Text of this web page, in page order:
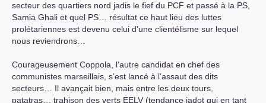
secteur des quartiers nord jadis le fief du PCF et passé à la PS
Samia Ghali et quel PS … résultat ce haut lieu des luttes
prolétariennes est devenu celui d’une clientélisme sur lequel
nous reviendrons…
Courageusement Coppola, l’autre candidat en chef des
communistes marseillais, s’est lancé à l’assaut des dits
secteurs… Il avançait bien, mais entre les deux tours,
patatras… trahison des verts EELV (tendance jadot qui en tant